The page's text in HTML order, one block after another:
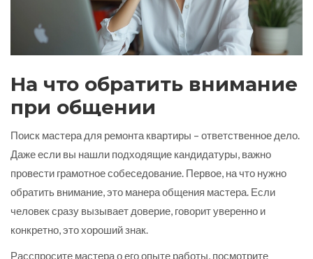
На что обратить внимание
при общении
Поиск мастера для ремонта квартиры – ответственное дело.
Даже если вы нашли подходящие кандидатуры, важно
провести грамотное собеседование. Первое, на что нужно
обратить внимание, это манера общения мастера. Если
человек сразу вызывает доверие, говорит уверенно и
конкретно, это хороший знак.
Расспросите мастера о его опыте работы, посмотрите